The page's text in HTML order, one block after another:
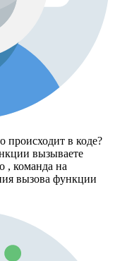
происходит в коде?
вызываете
, команда на
вызова функции